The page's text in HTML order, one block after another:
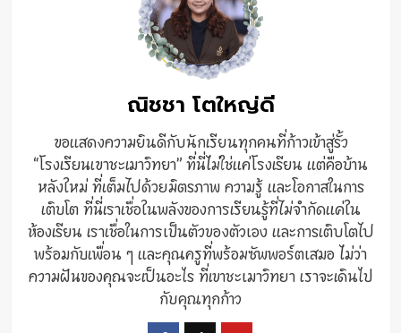
ณิชชา โตใหญ่ดี
ขอแสดงความยินดีกับนักเรียนทุกคนที่ก้าวเข้าสู่รั้ว
“โรงเรียนเขาชะเมาวิทยา” ที่นี่ไม่ใช่แค่โรงเรียน แต่คือบ้าน
หลังใหม่ ที่เต็มไปด้วยมิตรภาพ ความรู้ และโอกาสในการ
เติบโต ที่นี่เราเชื่อในพลังของการเรียนรู้ที่ไม่จำกัดแค่ใน
ห้องเรียน เราเชื่อในการเป็นตัวของตัวเอง และการเติบโตไป
พร้อมกับเพื่อน ๆ และคุณครูที่พร้อมซัพพอร์ตเสมอ ไม่ว่า
ความฝันของคุณจะเป็นอะไร ที่เขาชะเมาวิทยา เราจะเดินไป
กับคุณทุกก้าว